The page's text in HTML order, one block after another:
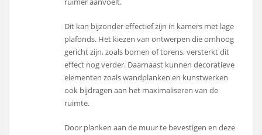
Dit kan bijzonder effectief zijn in kamers met lage
plafonds. Het kiezen van ontwerpen die omhoog
gericht zijn, zoals bomen of torens, versterkt dit
effect nog verder. Daarnaast kunnen decoratieve
elementen zoals wandplanken en kunstwerken
ook bijdragen aan het maximaliseren van de
ruimte.
Door planken aan de muur te bevestigen en deze